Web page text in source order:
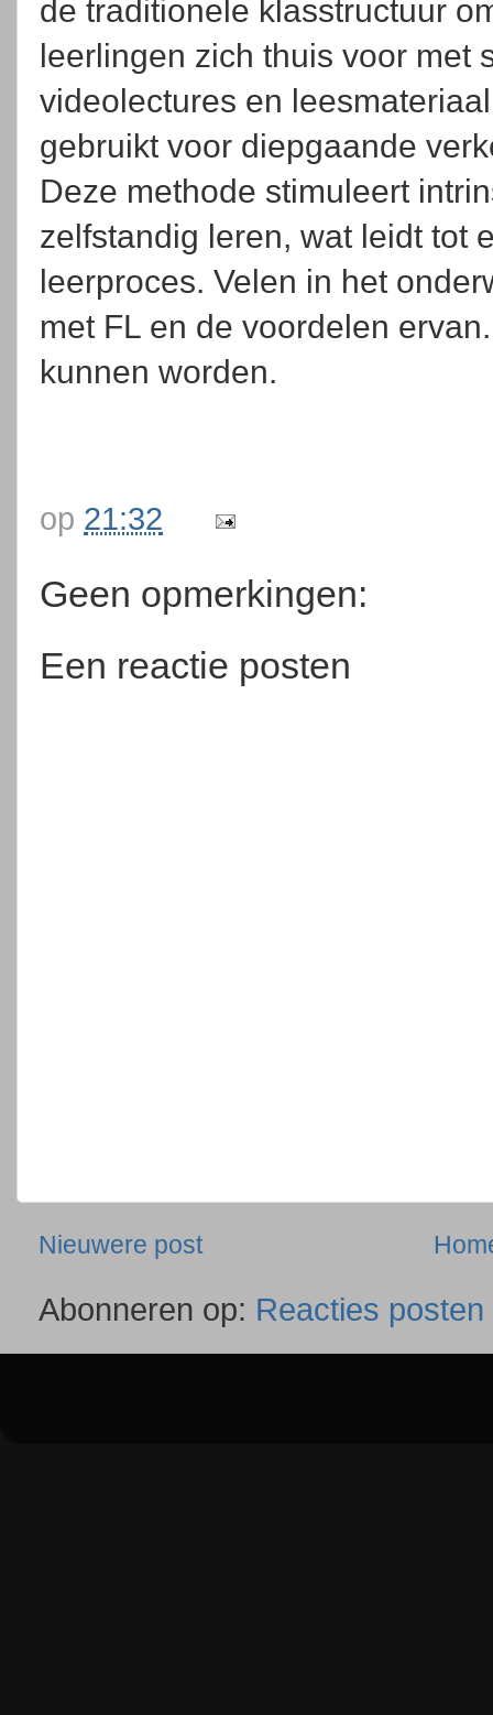
de traditionele klasstructuur
leerlingen zich thuis voor met
videolectures en
gebruikt voor diepgaande
Deze methode stimuleert
zelfstandig leren, wat leidt tot
leerproces. Velen in het
met FL en de voordelen
kunnen worden.
op 21:32
Geen opmerkingen:
Een reactie posten
Nieuwere post
Abonneren op: Reacties